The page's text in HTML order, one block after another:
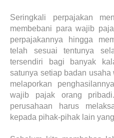
Seringkali perpajakan
membebani para wajib
perpajakannya hingga
telah sesuai tentunya
tersendiri bagi banyak
satunya setiap badan
melaporkan
wajib pajak orang
perusahaan harus
kepada pihak-pihak lain